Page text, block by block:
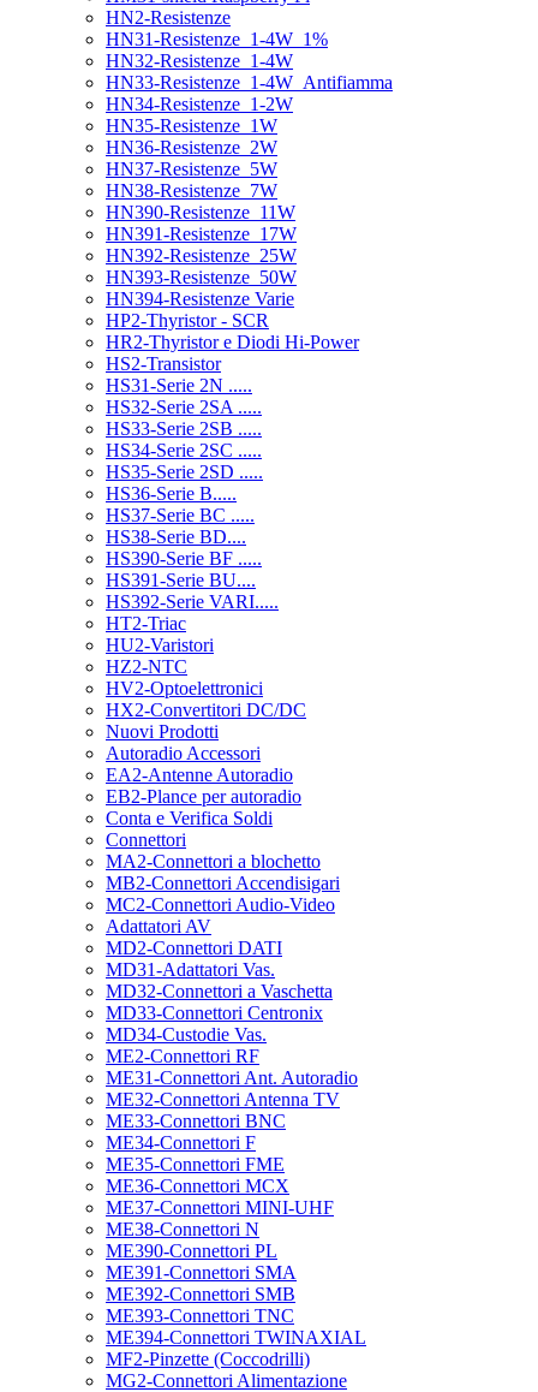
HN2-Resistenze
HN31-Resistenze_1-4W_1%
HN32-Resistenze_1-4W
HN33-Resistenze_1-4W_Antifiamma
HN34-Resistenze_1-2W
HN35-Resistenze_1W
HN36-Resistenze_2W
HN37-Resistenze_5W
HN38-Resistenze_7W
HN390-Resistenze_11W
HN391-Resistenze_17W
HN392-Resistenze_25W
HN393-Resistenze_50W
HN394-Resistenze Varie
HP2-Thyristor - SCR
HR2-Thyristor e Diodi Hi-Power
HS2-Transistor
HS31-Serie 2N .....
HS32-Serie 2SA .....
HS33-Serie 2SB .....
HS34-Serie 2SC .....
HS35-Serie 2SD .....
HS36-Serie B.....
HS37-Serie BC .....
HS38-Serie BD....
HS390-Serie BF .....
HS391-Serie BU....
HS392-Serie VARI.....
HT2-Triac
HU2-Varistori
HZ2-NTC
HV2-Optoelettronici
HX2-Convertitori DC/DC
Nuovi Prodotti
Autoradio Accessori
EA2-Antenne Autoradio
EB2-Plance per autoradio
Conta e Verifica Soldi
Connettori
MA2-Connettori a blochetto
MB2-Connettori Accendisigari
MC2-Connettori Audio-Video
Adattatori AV
MD2-Connettori DATI
MD31-Adattatori Vas.
MD32-Connettori a Vaschetta
MD33-Connettori Centronix
MD34-Custodie Vas.
ME2-Connettori RF
ME31-Connettori Ant. Autoradio
ME32-Connettori Antenna TV
ME33-Connettori BNC
ME34-Connettori F
ME35-Connettori FME
ME36-Connettori MCX
ME37-Connettori MINI-UHF
ME38-Connettori N
ME390-Connettori PL
ME391-Connettori SMA
ME392-Connettori SMB
ME393-Connettori TNC
ME394-Connettori TWINAXIAL
MF2-Pinzette (Coccodrilli)
MG2-Connettori Alimentazione